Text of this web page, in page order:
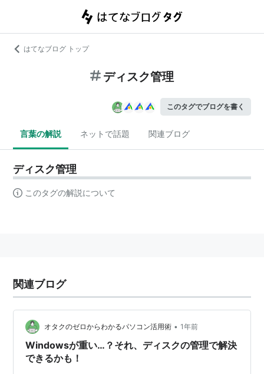
はてなブログ トップ
ディスク管理
このタグでブログを書く
言葉の解説 ネットで話題 関連ブログ
ディスク管理
このタグの解説について
関連ブログ
オタクのゼロからわかるパソコン活用術 • 1年前
Windowsが重い…？それ、ディスクの管理で解決
できるかも！